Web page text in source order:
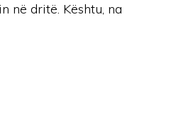
në dritë. Kështu, na